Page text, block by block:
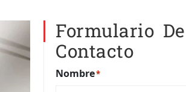
Formulario De
Contacto
Nombre*